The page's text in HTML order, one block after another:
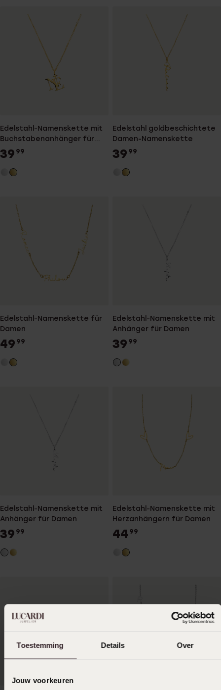
Toestemming Details Over
Jouw voorkeuren
Edelstahl-Namenskette mit
Buchstabenanhänger für
Damen
39 99
Edelstahl goldbeschichtete
Damen-Namenskette
39 99
Edelstahl-Namenskette für
Damen
49 99
Edelstahl-Namenskette mit
Anhänger für Damen
39 99
Edelstahl-Namenskette mit
Anhänger für Damen
39 99
Edelstahl-Namenskette mit
Herzanhängern für Damen
44 99